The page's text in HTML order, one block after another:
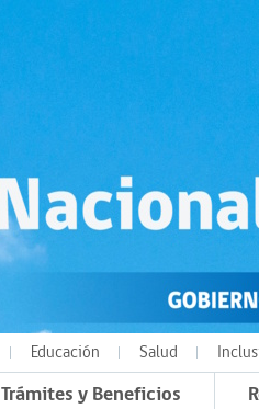
Educación Salud
Trámites y Beneficios